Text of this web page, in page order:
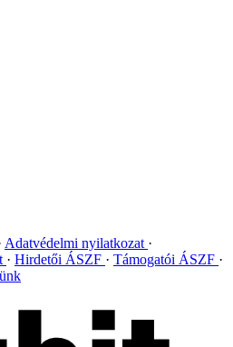
Adatvédelmi nyilatkozat
Hirdetői ÁSZF
Támogatói ÁSZF